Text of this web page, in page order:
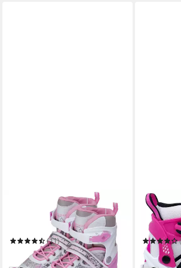
Schlittschuhe Schlittschuhe
größenverstellbar Ice Skates
X-Pro
(11)
54,99 €
in 5-6 Werktagen bei dir
COX SWAIN
ab 49,99
in 4-5